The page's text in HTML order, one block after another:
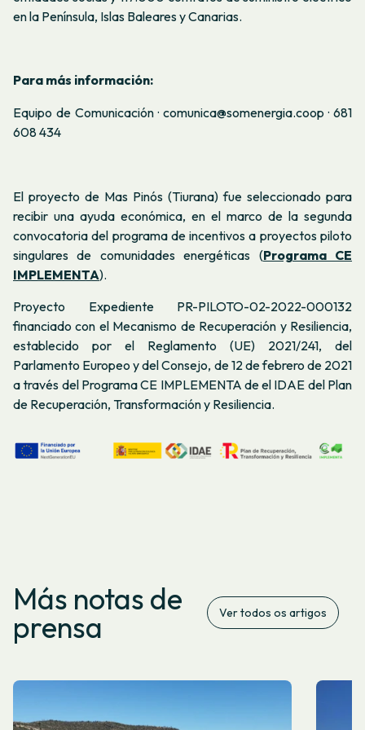
en la Península, Islas Baleares y Canarias.
Para más información:
Equipo de Comunicación · comunica@somenergia.coop · 681
608 434
El proyecto de Mas Pinós (Tiurana) fue seleccionado para
recibir una ayuda económica, en el marco de la segunda
convocatoria del programa de incentivos a proyectos piloto
singulares de comunidades energéticas (Programa CE
IMPLEMENTA).
Proyecto Expediente PR-PILOTO-02-2022-000132
financiado con el Mecanismo de Recuperación y Resiliencia,
establecido por el Reglamento (UE) 2021/241, del
Parlamento Europeo y del Consejo, de 12 de febrero de 2021
a través del Programa CE IMPLEMENTA de el IDAE del Plan
de Recuperación, Transformación y Resiliencia.
Más notas de
prensa Ver todos os artigos